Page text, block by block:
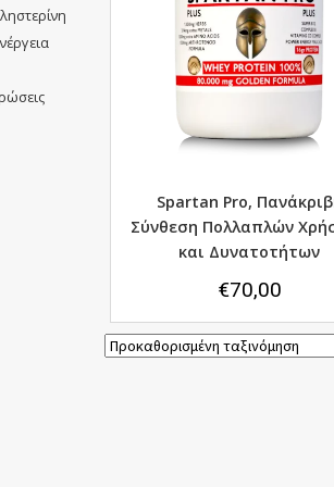
Spartan Pro,
Σύνθεση Πολλαπλών
και Δυνατοτήτων
€70,00